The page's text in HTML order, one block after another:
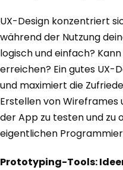
UX-Design konzentriert
während der Nutzung
logisch und einfach?
erreichen? Ein gutes UX-
und maximiert die
Erstellen von Wireframes
der App zu testen und
eigentlichen
Prototyping-Tools: